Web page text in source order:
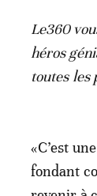
Le360
héros
toutes les
«C’est
fondant